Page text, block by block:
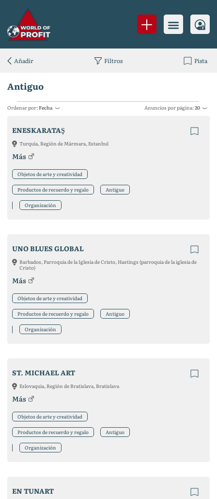
Antiguo
Ordenar por:Fecha Anuncios por página:20
ENESKARATAŞ
Turquía, Región de Mármara, Estanbul
Más
Objetos de arte y creatividad
Productos de recuerdo y regalo Antiguo
Organización
UNO BLUES GLOBAL
Barbados, Parroquia de la Iglesia de Cristo, Hastings (parroquia de la iglesia de
Cristo)
Más
Objetos de arte y creatividad
Productos de recuerdo y regalo Antiguo
Organización
ST. MICHAEL ART
Eslovaquia, Región de Bratislava, Bratislava
Más
Objetos de arte y creatividad
Productos de recuerdo y regalo Antiguo
Organización
EN TUNART
Añadir Filtros Pista